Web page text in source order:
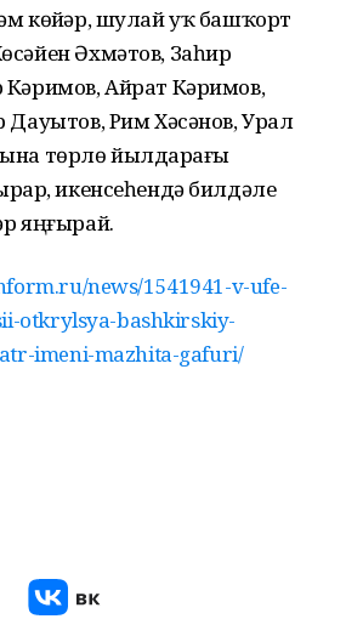
көйҙәр, шулай уҡ башҡорт
Әхмәтов, Заһир
Кәримов, Айрат Кәримов,
Дауытов, Рим Хәсәнов, Урал
төрлө йылдарҙағы
икенсеһендә билдәле
яңғырай.
news/1541941-v-ufe-
otkrylsya-bashkirskiy-
imeni-mazhita-gafuri/